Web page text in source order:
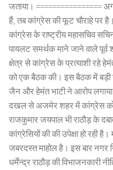
जताया। ================
हैं, तब कांग्रेस की फूट चौराहे पर
कांग्रेस के राष्ट्रीय महासचिव
पायलट समर्थक माने जाने वाले पूर्व
क्षेत्र से कांग्रेस के प्रत्याशी रहे
को एक बैठक की। इस बैठक में बड़ी
जैन और हेमंत भाटी ने आरोप लगाया
दखल से अजमेर शहर में कांग्रेस को
राजकुमार जयपाल भी राठौड़ के
कांग्रेसियों की की उपेक्षा हो
जबरदस्त माहोल है। इस बार
धर्मेन्द्र राठौड़ की विभाजनकारी